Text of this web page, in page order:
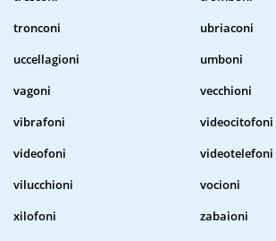
tronconi
ubriaconi
uccellagioni
umboni
vagoni
vecchioni
vibrafoni
videocitofoni
videofoni
videotelefoni
vilucchioni
vocioni
xilofoni
zabaioni